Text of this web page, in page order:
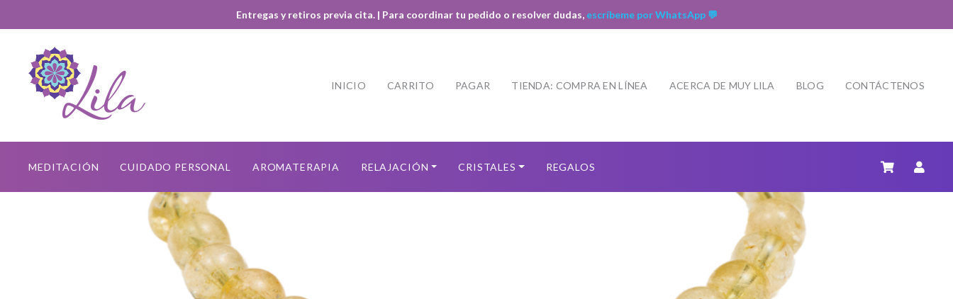
Entregas y retiros previa cita. | Para coordinar tu pedido o resolver dudas, escríbeme por WhatsApp 💬
INICIO CARRITO PAGAR TIENDA: COMPRA EN LÍNEA ACERCA DE MUY LILA BLOG CONTÁCTENOS
MEDITACIÓN CUIDADO PERSONAL AROMATERAPIA RELAJACIÓN CRISTALES REGALOS